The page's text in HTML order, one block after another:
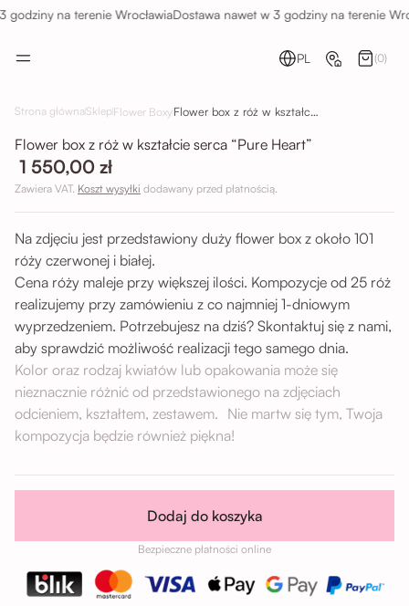
na terenie WrocławiaDostawa nawet w 3 godziny na terenie
PL (0)
Strona główna Sklep Flower Boxy Flower box z róż w kształcie serca “Pure Heart”
Flower box z róż w kształcie serca “Pure Heart”
1 550,00 zł
Zawiera VAT. Koszt wysyłki dodawany przed płatnością.
Na zdjęciu jest przedstawiony duży flower box z około 101
róży czerwonej i białej.
Cena róży maleje przy większej ilości. Kompozycje od 25 róż
realizujemy przy zamówieniu z co najmniej 1-dniowym
wyprzedzeniem. Potrzebujesz na dziś? Skontaktuj się z nami,
aby sprawdzić możliwość realizacji tego samego dnia.
Kolor oraz rodzaj kwiatów lub opakowania może się
nieznacznie różnić od przedstawionego na zdjęciach
odcieniem, kształtem, zestawem. Nie martw się tym, Twoja
kompozycja będzie również piękna!
Dodaj do koszyka
Bezpieczne płatności online